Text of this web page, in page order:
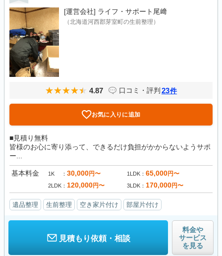
[運営会社] ライフ・サポート尾﨑
（北海道河西郡芽室町の生前整理）
4.87 口コミ・評判 23件
お気に入りに追加
■見積り無料
皆様のお心に寄り添って、できるだけ負担がかからないようサポ
ー...
基本料金 1K 30,000円〜 1LDK 65,000円〜
2LDK 120,000円〜 3LDK 170,000円〜
遺品整理 生前整理 空き家片付け 部屋片付け
見積もり依頼・相談
料金や
サービス
を見る